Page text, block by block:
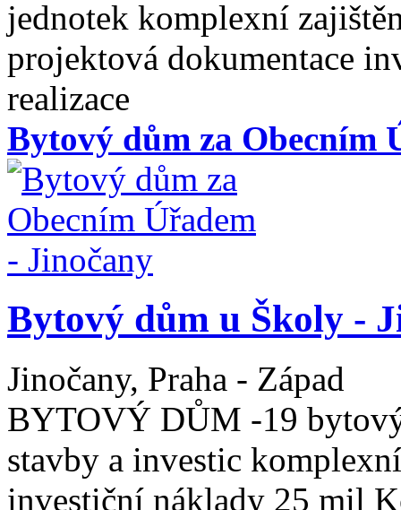
jednotek komplexní
projektová dokumentace
realizace
Bytový dům za Obecním
Bytový dům u Školy -
Jinočany, Praha - Západ
BYTOVÝ DŮM -19
stavby a investic
investiční náklady 25 mil